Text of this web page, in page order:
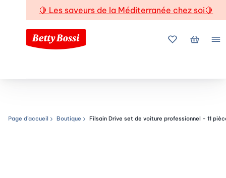
🍋 Les saveurs de la Méditerranée chez soi🍋
Mes favoris
Mon
Chemin de navigation
Page d’accueil Boutique Filsain Drive set de voiture professionnel - 11